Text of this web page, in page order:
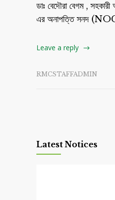
ডাঃ বেদৌরা বেগম ,
এর অনাপত্তি সনদ
Leave a reply
RMCSTAFFADMIN
Latest Notices